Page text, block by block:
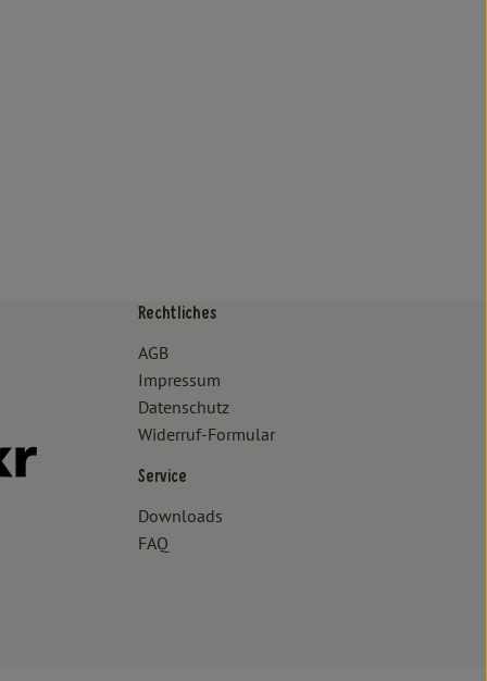
verbraucher
www.oekokiste.de/
lammertzhof/
www.instagram.com/lammertzhof/
https://www.youtube.com/channel/
Externer Link zu https://www.flickr.com/photos/
Rechtliches
AGB
Impressum
Datenschutz
Widerruf-Formular
Service
Downloads
FAQ